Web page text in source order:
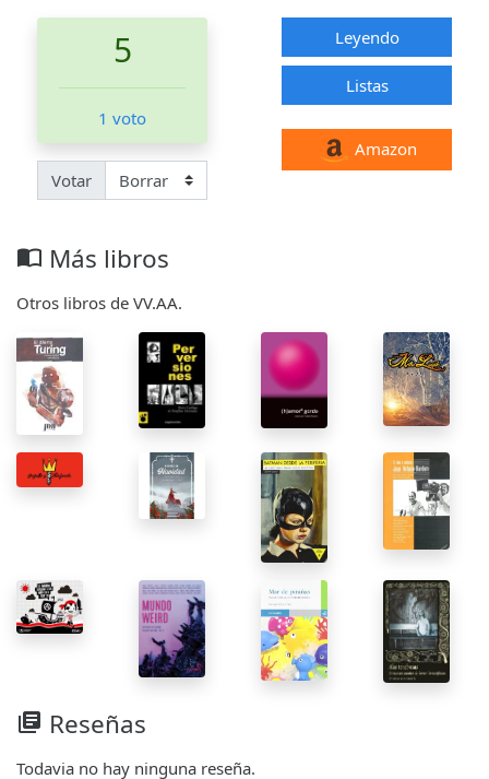
5
1 voto
Votar
Leyendo
Listas
Amazon
import_contacts Más libros
Otros libros de VV.AA.
library_books Reseñas
Todavia no hay ninguna reseña.